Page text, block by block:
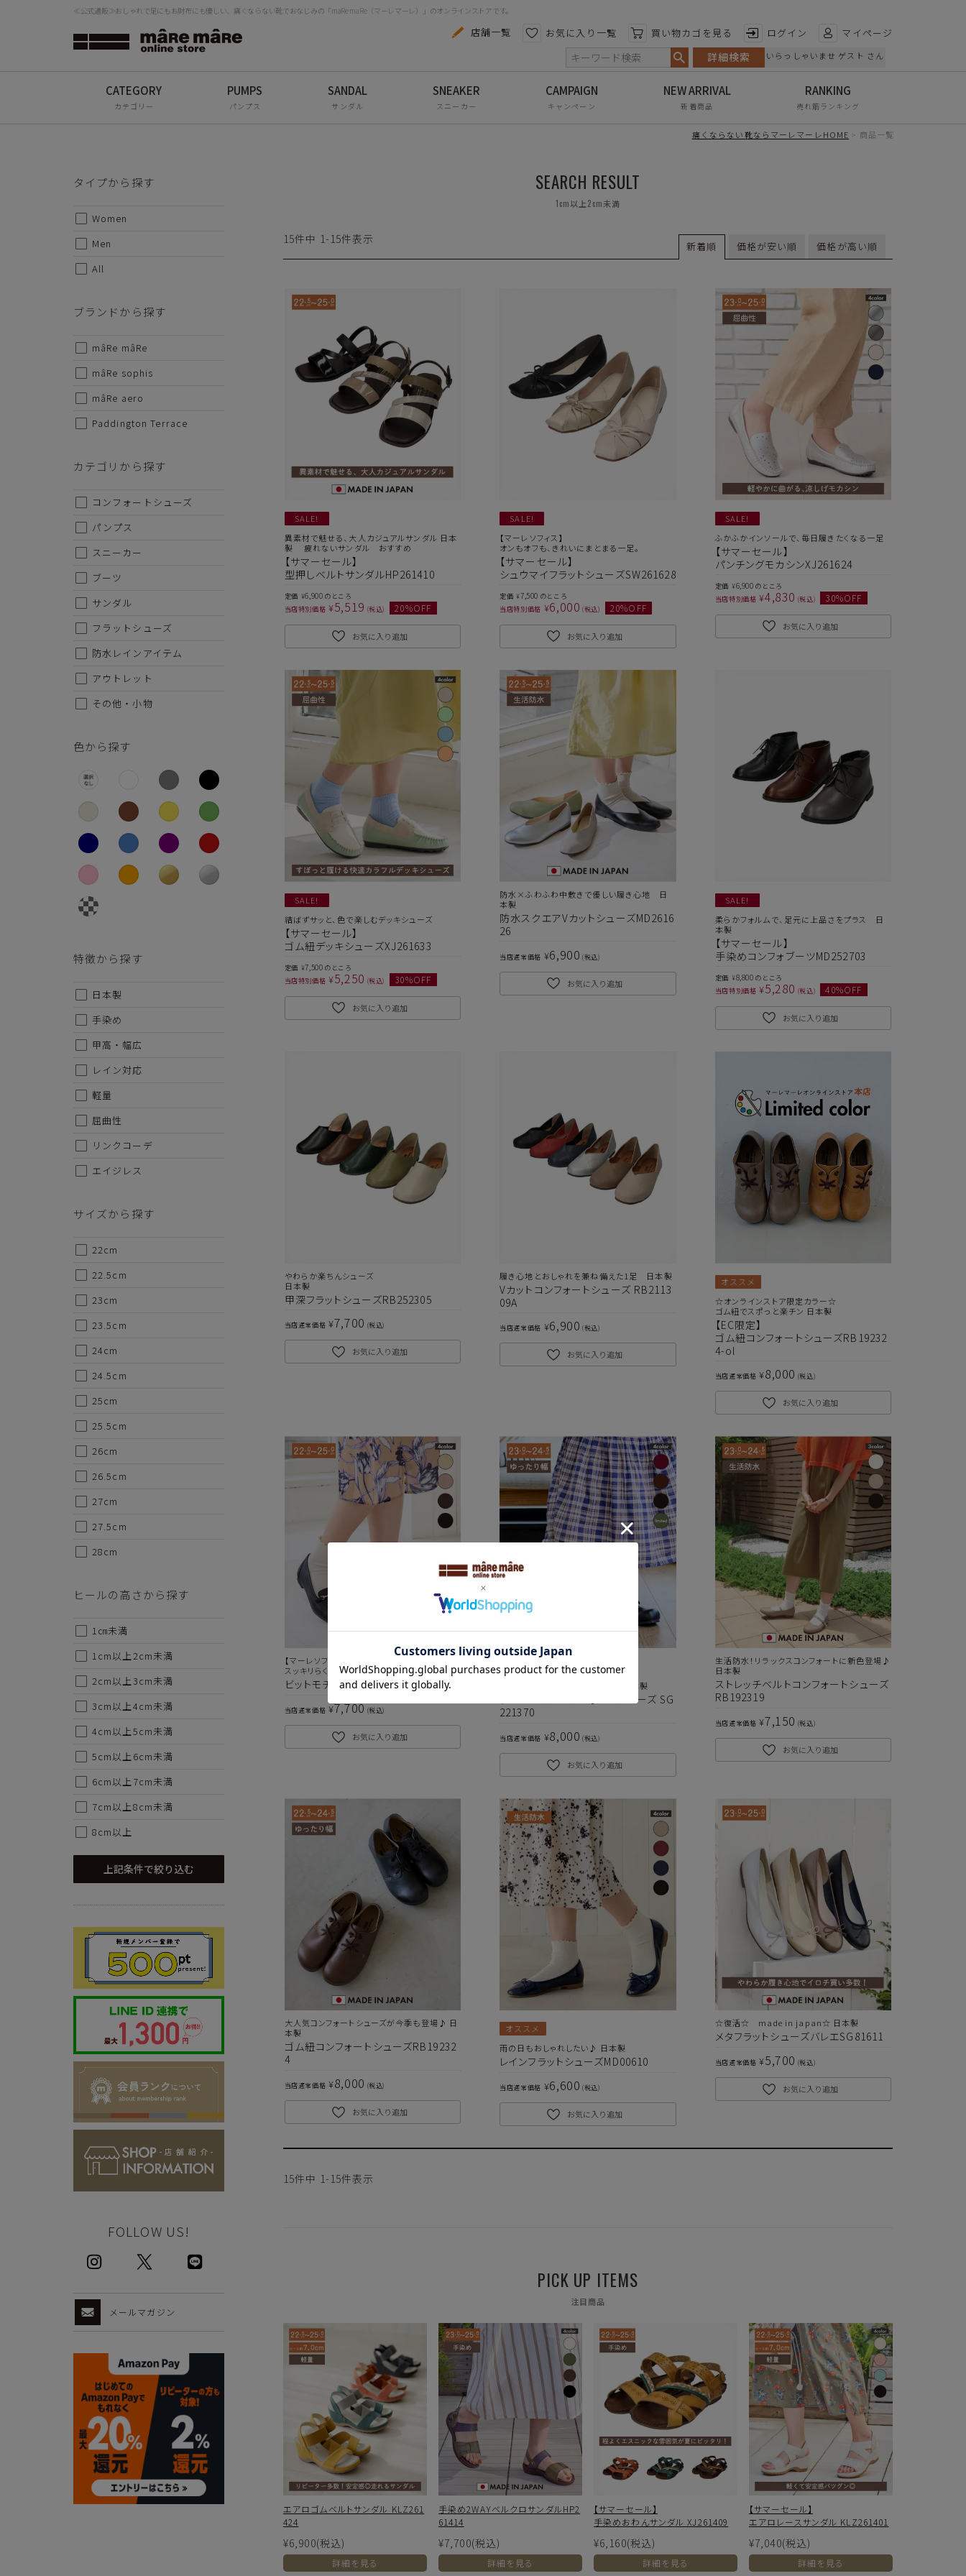
≪公式通販≫おしゃれで足にもお財布にも優しい、痛くならない靴でおなじみの「maRe maRe（マーレマーレ）」のオンラインストアです。
店舗一覧 お気に入り一覧 買い物カゴを見る ログイン マイページ
詳細検索 いらっしゃいませ ゲスト さん
カテゴリー パンプス サンダル スニーカー キャンペーン 新着商品 売れ筋ランキング
痛くならない靴ならマーレマーレHOME 商品一覧
SEARCH RESULT
1cm以上2cm未満
新着順 価格が安い順 価格が高い順
15件中 1- 15件表示
SALE!
異素材で魅せる、大人カジュアルサンダル 日本
製 疲れないサンダル おすすめ
【サマーセール】
型押しベルトサンダルHP261410
定価 ¥6,900 のところ
当店特別価格 ¥5,519 税込 20%OFF
お気に入り追加
SALE!
【マーレソフィス】
オンもオフも、きれいにまとまる一足。
【サマーセール】
シュウマイフラットシューズSW261628
定価 ¥7,500 のところ
当店特別価格 ¥6,000 税込 20%OFF
お気に入り追加
SALE!
ふかふかインソールで、毎日履きたくなる一足
【サマーセール】
パンチングモカシンXJ261624
定価 ¥6,900 のところ
当店特別価格 ¥4,830 税込 30%OFF
お気に入り追加
SALE!
結ばずサッと、色で楽しむデッキシューズ
【サマーセール】
ゴム紐デッキシューズXJ261633
定価 ¥7,500 のところ
当店特別価格 ¥5,250 税込 30%OFF
お気に入り追加
防水×ふわふわ中敷きで優しい履き心地 日
本製
防水スクエアVカットシューズMD2616
26
当店通常価格 ¥6,900 税込
お気に入り追加
SALE!
柔らかフォルムで、足元に上品さをプラス 日
本製
【サマーセール】
手染めコンフォブーツMD252703
定価 ¥8,800 のところ
当店特別価格 ¥5,280 税込 40%OFF
お気に入り追加
やわらか楽ちんシューズ
日本製
甲深フラットシューズRB252305
当店通常価格 ¥7,700 税込
お気に入り追加
履き心地とおしゃれを兼ね備えた1足 日本製
Vカットコンフォートシューズ RB2113
09A
当店通常価格 ¥6,900 税込
お気に入り追加
オススメ
☆オンラインストア限定カラー☆
ゴム紐でスポっと楽チン 日本製
【EC限定】
ゴム紐コンフォートシューズRB19232
4-ol
当店通常価格 ¥8,000 税込
お気に入り追加
【マーレソフィス】
スッキリらくちん柔らかローファー！！
ビットモチーフローファーSW222602
当店通常価格 ¥7,700 税込
お気に入り追加
オススメ
人気No.1
あのベルトコンフォートが復活♪ 日本製
クロスベルトコンフォートシューズ SG
221370
当店通常価格 ¥8,000 税込
お気に入り追加
生活防水！リラックスコンフォートに新色登場♪
日本製
ストレッチベルトコンフォートシューズ
RB192319
当店通常価格 ¥7,150 税込
お気に入り追加
大人気コンフォートシューズが今季も登場♪ 日
本製
ゴム紐コンフォートシューズRB19232
4
当店通常価格 ¥8,000 税込
お気に入り追加
オススメ
雨の日もおしゃれしたい♪ 日本製
レインフラットシューズMD00610
当店通常価格 ¥6,600 税込
お気に入り追加
☆復活☆ made in japan☆ 日本製
メタフラットシューズバレエSG81611
当店通常価格 ¥5,700 税込
お気に入り追加
15件中 1- 15件表示
PICK UP ITEMS
注目商品
エアロゴムベルトサンダル KLZ261
424
¥6,900(税込)
詳細を見る
手染め2WAYベルクロサンダルHP2
61414
¥7,700(税込)
詳細を見る
【サマーセール】
手染めおわんサンダル XJ261409
¥6,160(税込)
詳細を見る
【サマーセール】
エアロレースサンダル KLZ261401
¥7,040(税込)
詳細を見る
タイプから探す
Women
Men
All
ブランドから探す
mâRe mâRe
mâRe sophis
mâRe aero
Paddington Terrace
カテゴリから探す
コンフォートシューズ
パンプス
スニーカー
ブーツ
サンダル
フラットシューズ
防水レインアイテム
アウトレット
その他・小物
色から探す
特徴から探す
日本製
手染め
甲高・幅広
レイン対応
軽量
屈曲性
リンクコーデ
エイジレス
サイズから探す
22cm
22.5cm
23cm
23.5cm
24cm
24.5cm
25cm
25.5cm
26cm
26.5cm
27cm
27.5cm
28cm
ヒールの高さから探す
1㎝未満
1cm以上2cm未満
2cm以上3cm未満
3cm以上4cm未満
4cm以上5cm未満
5cm以上6cm未満
6cm以上7cm未満
7cm以上8cm未満
8cm以上
上記条件で絞り込む
FOLLOW US!
メールマガジン
代金のお支払い方法について
クレジットカード・銀行振込（前払い）・Amazonペイ・代
金引換の中からお好きな決済方法をお選びいただけます。
お届け時間帯の指定について
ご注文から5日以降でしたら、お届け日時と時間帯をご指定
時」、「16～18時」、「18～20時」、「19～21時」となっ
ております。
クレジットカードでのお支払いについて
以下のカード会社がお使いいただけます。
ご注意事項
・セール/アウトレット商品の交換・返品は原則としてご遠慮願います。
・掲載されております商品の色はPCモニターにより色目に相違が生じる場合があります。予めご了承下さい。
・掲載されております画像を許可無くご使用にならないで下さい。お使いになりたい場合はお問い合せよりご連絡下さい。
・仕様および外観・価格は予告なく変更されることがあります。予めご了承下さい。
・ご試着につきましては必ず屋内でお願いします。
タイプから探す
Women
All
コンフォートシューズ
パンプス
スニーカー
防水レインアイテム
色から探す 特徴から探す
日本製
手染め
甲高・幅広
リンクコーデ
22.5cm
24cm
26.5cm
ヒールの高さから探す
1㎝未満
1cm以上2cm未満
2cm以上3cm未満
3cm以上4cm未満
5cm以上6cm未満
6cm以上7cm未満
7cm以上8cm未満
上記条件で絞り込む